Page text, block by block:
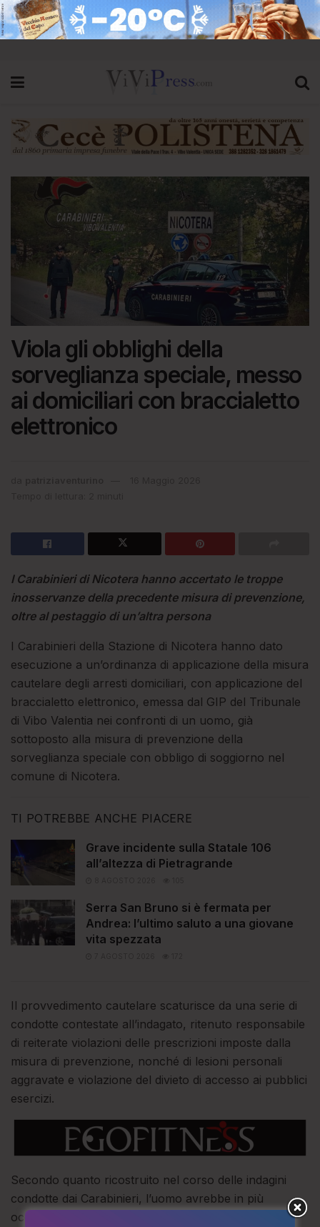
Viola gli obblighi della
sorveglianza speciale, messo
ai domiciliari con braccialetto
elettronico
I Carabinieri di Nicotera hanno accertato le troppe
inosservanze della precedente misura di prevenzione,
oltre al pestaggio di un’altra persona
I Carabinieri della Stazione di Nicotera hanno dato
esecuzione a un’ordinanza di applicazione della misura
cautelare degli arresti domiciliari, con applicazione del
braccialetto elettronico, emessa dal GIP del Tribunale
di Vibo Valentia nei confronti di un uomo, già
sottoposto alla misura di prevenzione della
sorveglianza speciale con obbligo di soggiorno nel
comune di Nicotera.
TI POTREBBE ANCHE PIACERE
Grave incidente sulla Statale 106
all’altezza di Pietragrande
Serra San Bruno si è fermata per
Andrea: l’ultimo saluto a una giovane
vita spezzata
Il provvedimento cautelare scaturisce da una serie di
condotte contestate all’indagato, ritenuto responsabile
di reiterate violazioni delle prescrizioni imposte dalla
misura di prevenzione, nonché di lesioni personali
aggravate e violazione del divieto di accesso ai pubblici
esercizi.
Secondo quanto ricostruito nel corso delle indagini
condotte dai Carabinieri, l’uomo avrebbe in più
occasioni violato gli obblighi imposti dall’Autorità